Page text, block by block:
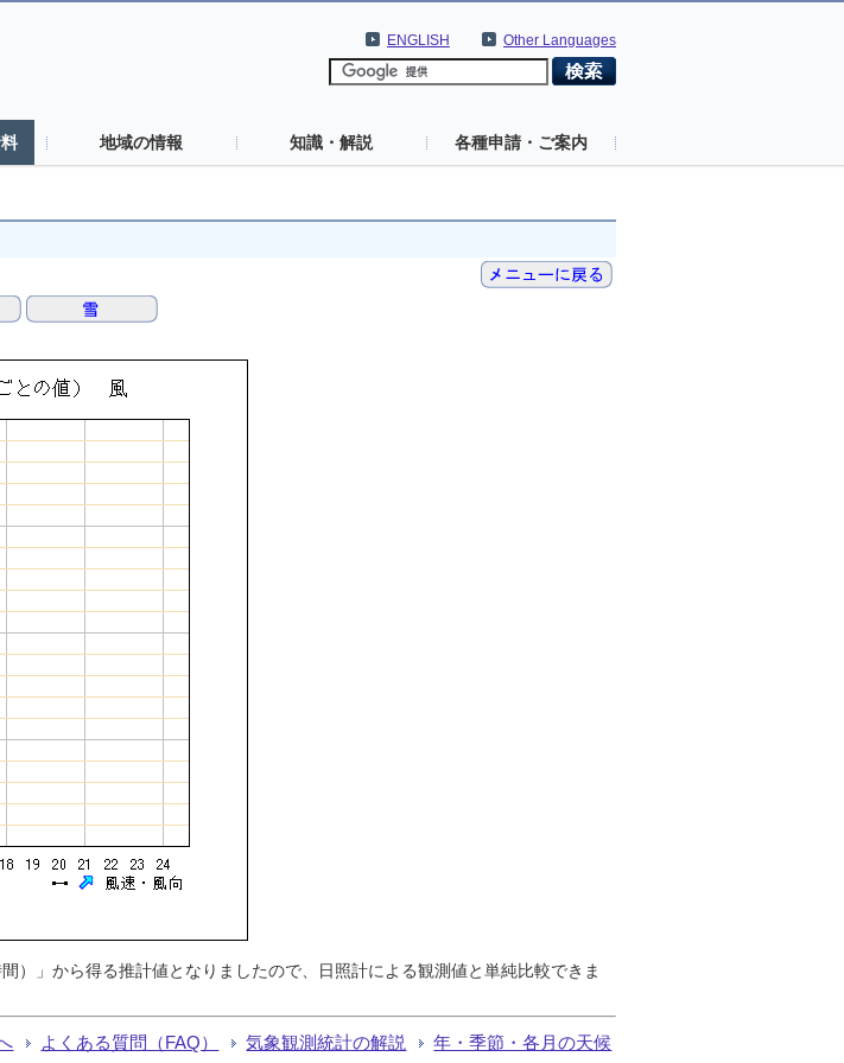
Other Languages
ENGLISH
地域の情報 知識・解説 各種申請・ご案内
）」から得る推計値となりましたので、日照計による観測値と単純比較できま
よくある質問（FAQ） 気象観測統計の解説 年・季節・各月の天候